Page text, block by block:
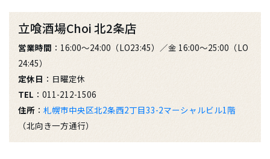
立喰酒場Choi 北2条店
営業時間 ：16:00～24:00（LO23:45）／金 16:00～25:00（LO
24:45）
定休日 ：日曜定休
TEL ：011-212-1506
住所 ： 札幌市中央区北2条西2丁目33-2マーシャルビル1階
（北向き一方通行）